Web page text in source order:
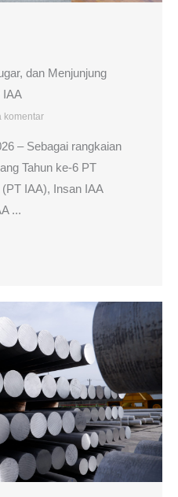
dan Menjunjung
IAA
komentar
– Sebagai rangkaian
Tahun ke-6 PT
(PT IAA), Insan IAA
...